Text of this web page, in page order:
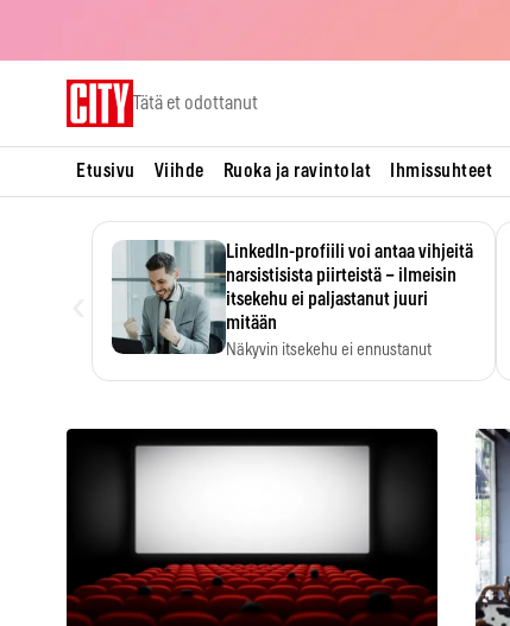
Tätä et odottanut
Etusivu Viihde Ruoka ja ravintolat Ihmissuhteet
LinkedIn-profiili voi antaa vihjeitä
narsistisista piirteistä – ilmeisin
itsekehu ei paljastanut juuri
mitään
Näkyvin itsekehu ei ennustanut